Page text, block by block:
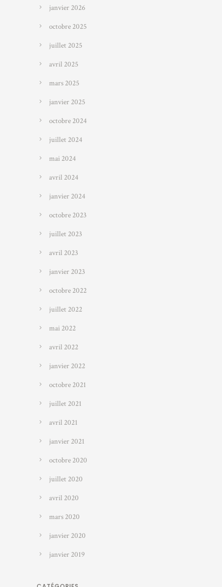
janvier 2026
octobre 2025
juillet 2025
avril 2025
mars 2025
janvier 2025
octobre 2024
juillet 2024
mai 2024
avril 2024
janvier 2024
octobre 2023
juillet 2023
avril 2023
janvier 2023
octobre 2022
juillet 2022
mai 2022
avril 2022
janvier 2022
octobre 2021
juillet 2021
avril 2021
janvier 2021
octobre 2020
juillet 2020
avril 2020
mars 2020
janvier 2020
janvier 2019